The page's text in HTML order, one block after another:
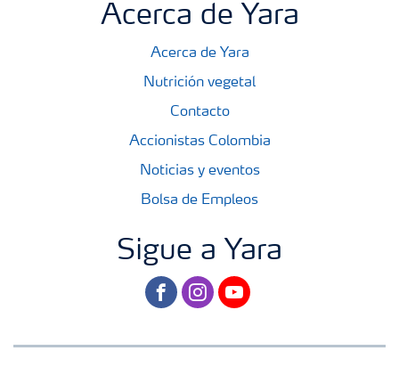
Acerca de Yara
Acerca de Yara
Nutrición vegetal
Contacto
Accionistas Colombia
Noticias y eventos
Bolsa de Empleos
Sigue a Yara
facebookinstagram
youtube